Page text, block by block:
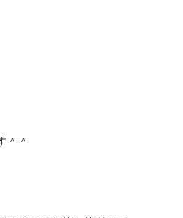
＾＾